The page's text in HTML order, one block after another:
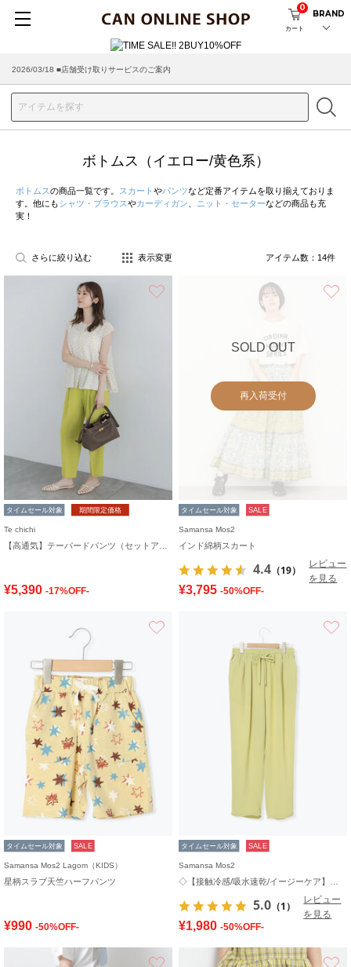
カート
0
BRAND
2026/03/18 ■店舗受け取りサービスのご案内
ボトムス（イエロー/黄色系）
ボトムスの商品一覧です。 スカート やパンツなど定番アイテムを取り揃えておりま
す。他にもシャツ・ブラウスやカーディガン ニット・セーターなどの商品も充
実！
さらに絞り込む 表示変更 アイテム数： 14件
タイムセール対象 期間限定価格
Te chichi
¥5,390 -17%OFF-
SOLD OUT
再入荷受付
タイムセール対象 SALE
Samansa Mos2
インド綿柄スカート
4.4 （19）
レビュー
を見る
¥3,795 -50%OFF-
タイムセール対象 SALE
Samansa Mos2 Lagom（KIDS）
星柄スラブ天竺ハーフパンツ
¥990 -50%OFF-
タイムセール対象 SALE
Samansa Mos2
5.0 （1）
レビュー
を見る
¥1,980 -50%OFF-